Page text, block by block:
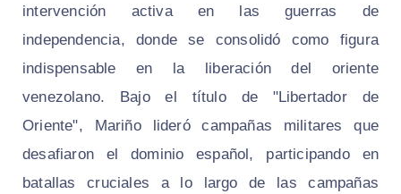
intervención activa en las guerras de
independencia, donde se consolidó como figura
indispensable en la liberación del oriente
venezolano. Bajo el título de "Libertador de
Oriente", Mariño lideró campañas militares que
desafiaron el dominio español, participando en
batallas cruciales a lo largo de las campañas